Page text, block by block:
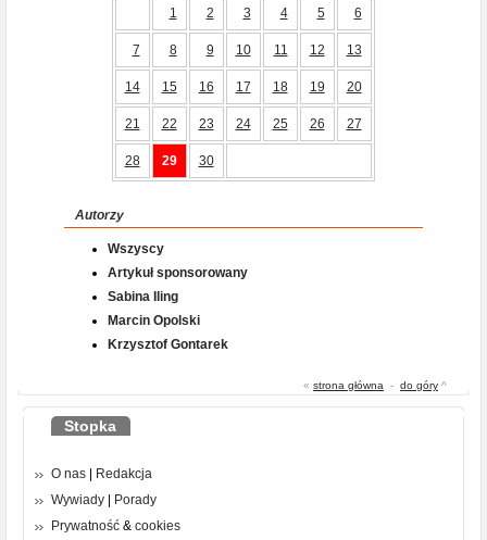
1
2 3 4 5 6
7 8 9 10 11 12 13
14 15 16 17 18 19 20
21 22 23 24 25 26 27
28 29 30
Autorzy
Wszyscy
Artykuł sponsorowany
Sabina Iling
Marcin Opolski
Krzysztof Gontarek
« strona główna - do góry ^
Stopka
O nas
Redakcja
Wywiady
Porady
Prywatność & cookies